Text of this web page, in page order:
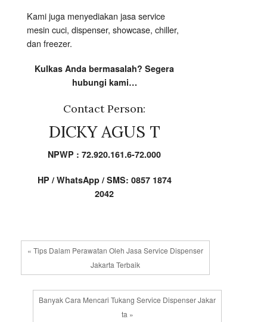
Kami juga menyediakan jasa service
mesin cuci, dispenser, showcase, chiller,
dan freezer.
Kulkas Anda bermasalah? Segera
hubungi kami…
Contact Person:
DICKY AGUS T
NPWP : 72.920.161.6-72.000
HP / WhatsApp / SMS: 0857 1874
2042
« Tips Dalam Perawatan Oleh Jasa Service Dispenser
Jakarta Terbaik
Banyak Cara Mencari Tukang Service Dispenser Jakar
ta »